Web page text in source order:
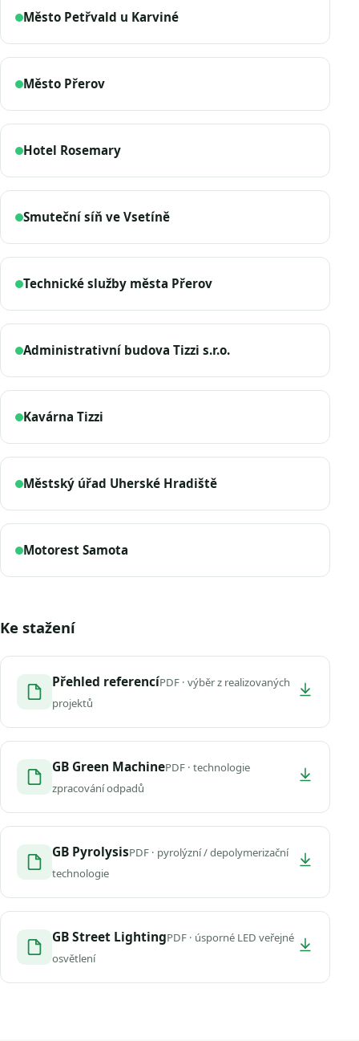
Město Petřvald u Karviné
Město Přerov
Hotel Rosemary
Smuteční síň ve Vsetíně
Technické služby města Přerov
Administrativní budova Tizzi s.r.o.
Kavárna Tizzi
Městský úřad Uherské Hradiště
Motorest Samota
Ke stažení
Přehled referencíPDF · výběr z realizovaných
projektů
GB Green MachinePDF · technologie
zpracování odpadů
GB PyrolysisPDF · pyrolýzní / depolymerizační
technologie
GB Street LightingPDF · úsporné LED veřejné
osvětlení